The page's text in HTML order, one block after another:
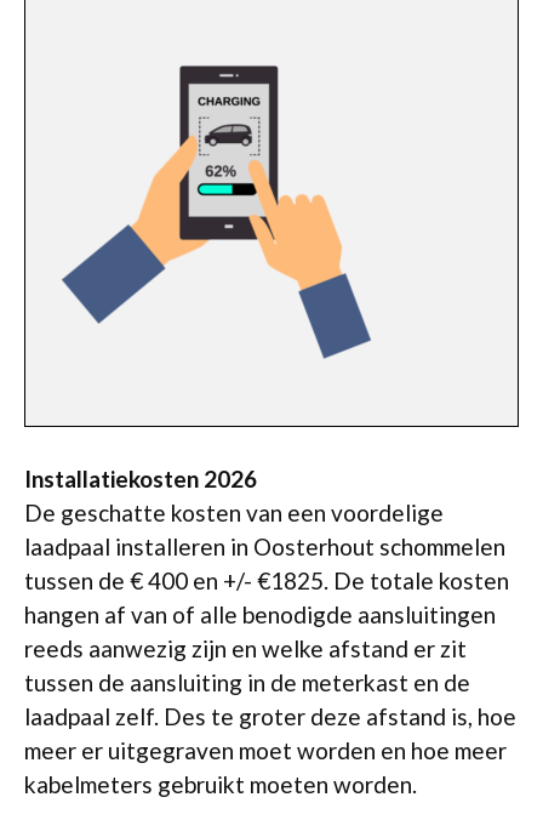
Installatiekosten 2026
De geschatte kosten van een voordelige
laadpaal installeren in Oosterhout schommelen
tussen de € 400 en +/- €1825. De totale kosten
hangen af van of alle benodigde aansluitingen
reeds aanwezig zijn en welke afstand er zit
tussen de aansluiting in de meterkast en de
laadpaal zelf. Des te groter deze afstand is, hoe
meer er uitgegraven moet worden en hoe meer
kabelmeters gebruikt moeten worden.